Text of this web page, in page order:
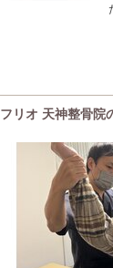
フリオ 天神整骨院